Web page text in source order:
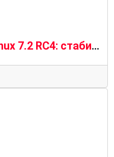
Выпущено ядро ​​Linux 7.2 RC4: стабильный прогресс в условиях «новой нормальности»